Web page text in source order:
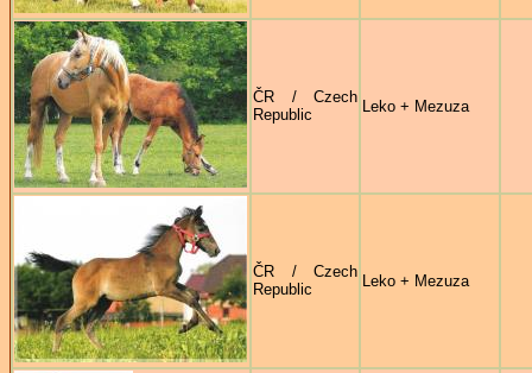
ČR / Czech
Republic
Leko + Mezuza
ČR / Czech
Republic
Leko + Mezuza